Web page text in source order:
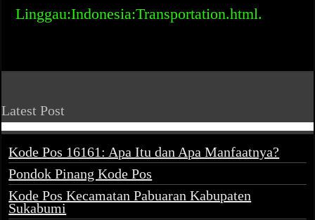
Linggau:Indonesia:Transportation.html.
Latest Post
Kode Pos 16161: Apa Itu dan Apa Manfaatnya?
Pondok Pinang Kode Pos
Kode Pos Kecamatan Pabuaran Kabupaten
Sukabumi